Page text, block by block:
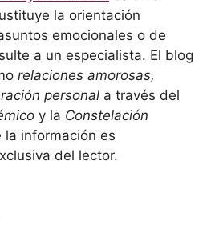
la orientación
emocionales o de
a un especialista. El blog
relaciones amorosas,
personal a través del
y la Constelación
la información es
del lector.